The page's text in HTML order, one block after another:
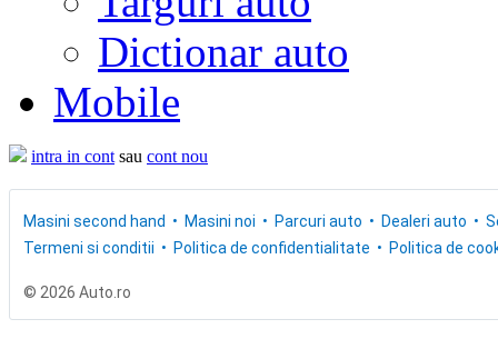
Dictionar auto
Mobile
intra in cont sau cont nou
Masini second hand Masini noi Parcuri auto Dealeri auto
Termeni si conditii
Politica de confidentialitate Politica de
© 2026 Auto.ro